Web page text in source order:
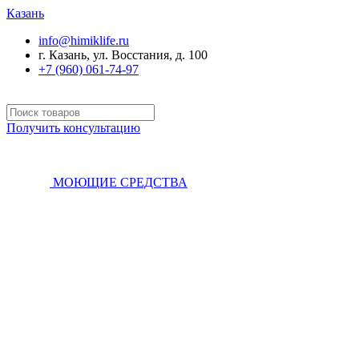
Казань
info@himiklife.ru
г. Казань, ул. Восстания, д. 100
+7 (960) 061-74-97
Получить консультацию
МОЮЩИЕ СРЕДСТВА